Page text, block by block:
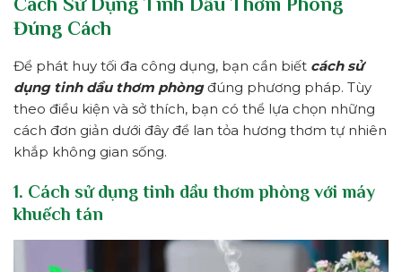
Đúng Cách
Để phát huy tối đa công dụng, bạn cần biết cách sử
dụng tinh dầu thơm phòngđúng phương pháp. Tùy
theo điều kiện và sở thích, bạn có thể lựa chọn những
cách đơn giản dưới đây để lan tỏa hương thơm tự nhiên
khắp không gian sống.
1. Cách sử dụng tinh dầu thơm phòng với máy
khuếch tán